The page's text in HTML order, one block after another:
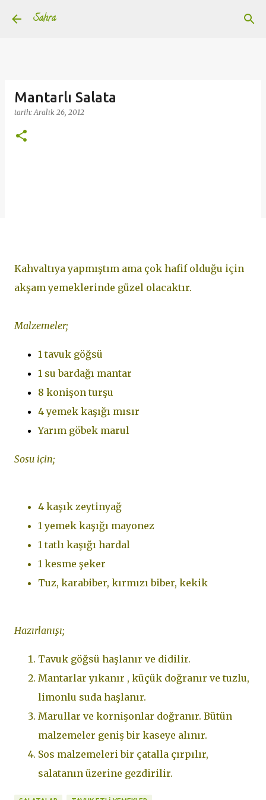
Sahra
Mantarlı Salata
tarih:Aralık 26, 2012
Kahvaltıya yapmıştım ama çok hafif olduğu için
akşam yemeklerinde güzel olacaktır.
Malzemeler;
1 tavuk göğsü
1 su bardağı mantar
8 konişon turşu
4 yemek kaşığı mısır
Yarım göbek marul
Sosu için;
4 kaşık zeytinyağ
1 yemek kaşığı mayonez
1 tatlı kaşığı hardal
1 kesme şeker
Tuz, karabiber, kırmızı biber, kekik
Hazırlanışı;
Tavuk göğsü haşlanır ve didilir.
Mantarlar yıkanır , küçük doğranır ve tuzlu,
limonlu suda haşlanır.
Marullar ve kornişonlar doğranır. Bütün
malzemeler geniş bir kaseye alınır.
Sos malzemeleri bir çatalla çırpılır,
salatanın üzerine gezdirilir.